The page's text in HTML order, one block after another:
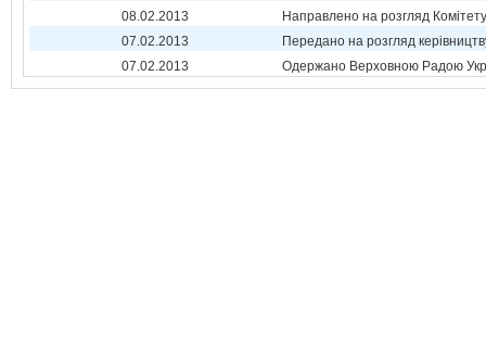
08.02.2013
Направлено на розгляд Комітету
07.02.2013
Передано на розгляд
07.02.2013
Одержано Верховною Радою